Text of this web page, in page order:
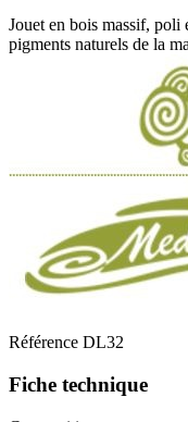
Jouet en bois massif, poli
pigments naturels de la
Référence DL32
Fiche technique